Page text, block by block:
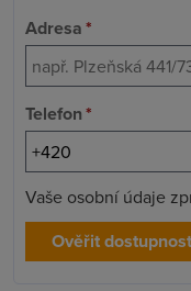
Adresa*
Telefon*
Vaše osobní údaje
Ověřit dostupnost